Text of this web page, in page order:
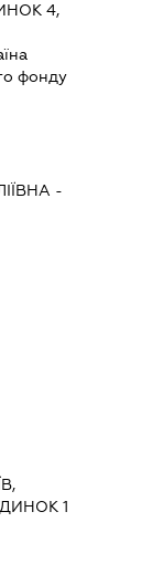
4,
фонду
-
1